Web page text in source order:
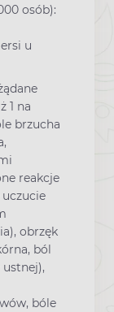
osób):
u
1 na
brzucha
reakcje
obrzęk
ból
bóle